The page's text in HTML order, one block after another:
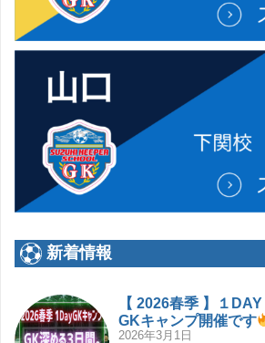
新着情報
【 2026春季 】１
GKキャンプ開催です
2026年3月1日